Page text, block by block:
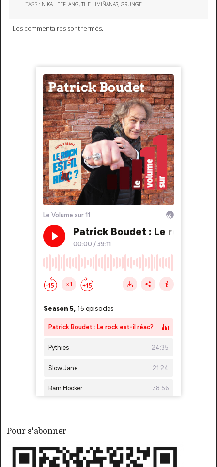
Pour s'abonner
TAGS : NIKA LEEFLANG,THE LIMIÑANAS,GRUNGE
Les commentaires sont fermés.